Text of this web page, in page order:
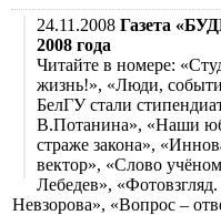
24.11.2008 Газета
2008 года
Читайте в номере:
жизнь!», «Люди,
БелГУ стали
В.Потанина», «Наши
страже закона»,
вектор», «Слово
Лебедев»,
Невзорова», «Вопрос –